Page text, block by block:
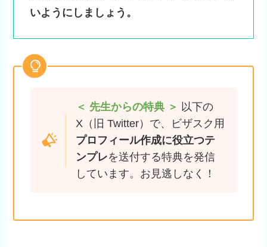
いようにしましょう。
＜ 先生からの特典 ＞ 以下の
X（旧 Twitter）で、ビザスク用
プロフィール作成に役立つテ
ンプレを送付する特典を発信
しています。お見逃しなく！